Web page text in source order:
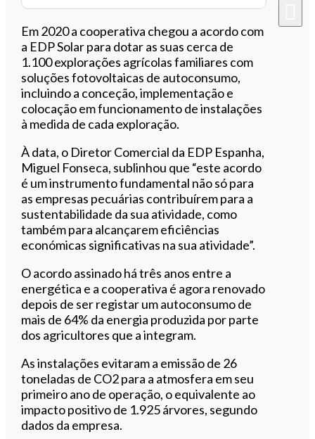
Em 2020 a cooperativa chegou a acordo com
a EDP Solar para dotar as suas cerca de
1.100 explorações agrícolas familiares com
soluções fotovoltaicas de autoconsumo,
incluindo a conceção, implementação e
colocação em funcionamento de instalações
à medida de cada exploração.
À data, o Diretor Comercial da EDP Espanha,
Miguel Fonseca, sublinhou que “este acordo
é um instrumento fundamental não só para
as empresas pecuárias contribuírem para a
sustentabilidade da sua atividade, como
também para alcançarem eficiências
económicas significativas na sua atividade”.
O acordo assinado há três anos entre a
energética e a cooperativa é agora renovado
depois de ser registar um autoconsumo de
mais de 64% da energia produzida por parte
dos agricultores que a integram.
As instalações evitaram a emissão de 26
toneladas de CO2 para a atmosfera em seu
primeiro ano de operação, o equivalente ao
impacto positivo de 1.925 árvores, segundo
dados da empresa.